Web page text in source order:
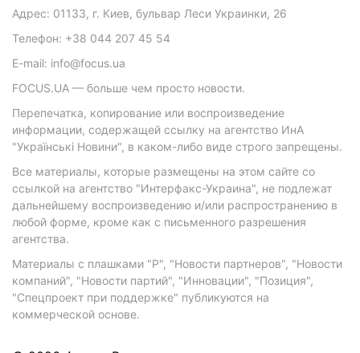
Адрес: 01133, г. Киев, бульвар Леси Украинки, 26
Телефон: +38 044 207 45 54
E-mail: info@focus.ua
FOCUS.UA — больше чем просто новости.
Перепечатка, копирование или воспроизведение
информации, содержащей ссылку на агентство ИнА
"Українські Новини", в каком-либо виде строго запрещены.
Все материалы, которые размещены на этом сайте со
ссылкой на агентство "Интерфакс-Украина", не подлежат
дальнейшему воспроизведению и/или распространению в
любой форме, кроме как с письменного разрешения
агентства.
Материалы с плашками "Р", "Новости партнеров", "Новости
компаний", "Новости партий", "Инновации", "Позиция",
"Спецпроект при поддержке" публикуются на
коммерческой основе.